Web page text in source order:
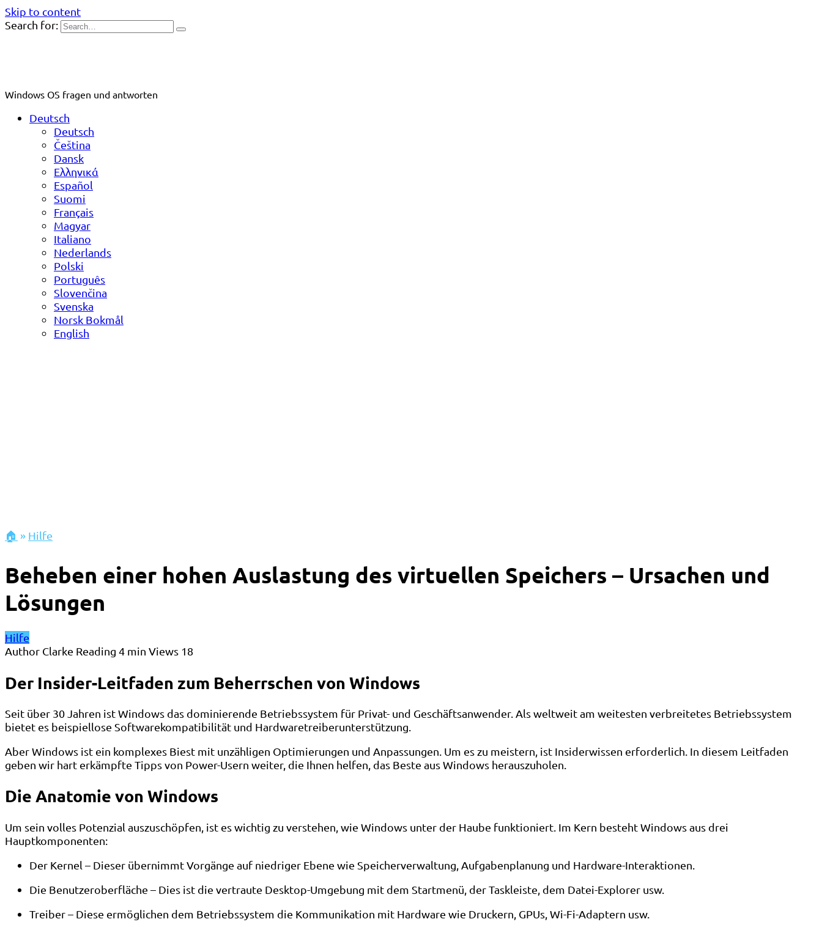
Skip to content
Search for:
Windows OS fragen und antworten
Deutsch
Deutsch
Čeština
Dansk
Ελληνικά
Español
Suomi
Français
Magyar
Italiano
Nederlands
Polski
Português
Slovenčina
Svenska
Norsk Bokmål
English
🏠 » Hilfe
Beheben einer hohen Auslastung des virtuellen Speichers – Ursachen und
Lösungen
Hilfe
Author Clarke Reading 4 min Views 18
Der Insider-Leitfaden zum Beherrschen von Windows
Seit über 30 Jahren ist Windows das dominierende Betriebssystem für Privat- und Geschäftsanwender. Als weltweit am weitesten verbreitetes Betriebssystem
bietet es beispiellose Softwarekompatibilität und Hardwaretreiberunterstützung.
Aber Windows ist ein komplexes Biest mit unzähligen Optimierungen und Anpassungen. Um es zu meistern, ist Insiderwissen erforderlich. In diesem Leitfaden
geben wir hart erkämpfte Tipps von Power-Usern weiter, die Ihnen helfen, das Beste aus Windows herauszuholen.
Die Anatomie von Windows
Um sein volles Potenzial auszuschöpfen, ist es wichtig zu verstehen, wie Windows unter der Haube funktioniert. Im Kern besteht Windows aus drei
Hauptkomponenten:
Der Kernel – Dieser übernimmt Vorgänge auf niedriger Ebene wie Speicherverwaltung, Aufgabenplanung und Hardware-Interaktionen.
Die Benutzeroberfläche – Dies ist die vertraute Desktop-Umgebung mit dem Startmenü, der Taskleiste, dem Datei-Explorer usw.
Treiber – Diese ermöglichen dem Betriebssystem die Kommunikation mit Hardware wie Druckern, GPUs, Wi-Fi-Adaptern usw.